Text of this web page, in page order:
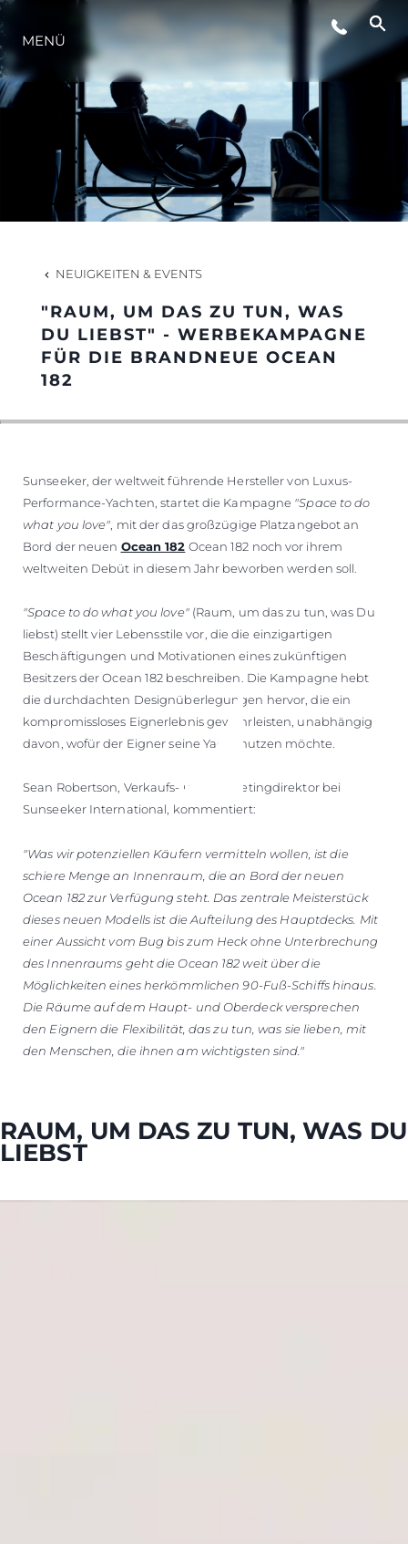
LIFESTYLE
INNOVATION
DIE FIRMA
DAS TEAM
GESCHICHTE
MENÜ
NEUIGKEITEN & EVENTS
"RAUM, UM DAS ZU TUN, WAS
DU LIEBST" - WERBEKAMPAGNE
FÜR DIE BRANDNEUE OCEAN
182
Sunseeker, der weltweit führende Hersteller von Luxus-
Performance-Yachten, startet die Kampagne "Space to do
what you love" , mit der das großzügige Platzangebot an
Bord der neuen Ocean 182 Ocean 182 noch vor ihrem
weltweiten Debüt in diesem Jahr beworben werden soll.
"Space to do what you love"(Raum, um das zu tun, was Du
liebst) stellt vier Lebensstile vor, die die einzigartigen
Beschäftigungen und Motivationen eines zukünftigen
Besitzers der Ocean 182 beschreiben. Die Kampagne hebt
die durchdachten Designüberlegungen hervor, die ein
kompromissloses Eignerlebnis gewährleisten, unabhängig
davon, wofür der Eigner seine Yacht nutzen möchte.
Sean Robertson, Verkaufs- und Marketingdirektor bei
Sunseeker International, kommentiert:
"Was wir potenziellen Käufern vermitteln wollen, ist die
schiere Menge an Innenraum, die an Bord der neuen
Ocean 182 zur Verfügung steht. Das zentrale Meisterstück
dieses neuen Modells ist die Aufteilung des Hauptdecks. Mit
einer Aussicht vom Bug bis zum Heck ohne Unterbrechung
des Innenraums geht die Ocean 182 weit über die
Möglichkeiten eines herkömmlichen 90-Fuß-Schiffs hinaus.
Die Räume auf dem Haupt- und Oberdeck versprechen
den Eignern die Flexibilität, das zu tun, was sie lieben, mit
den Menschen, die ihnen am wichtigsten sind."
RAUM, UM DAS ZU TUN, WAS DU
LIEBST